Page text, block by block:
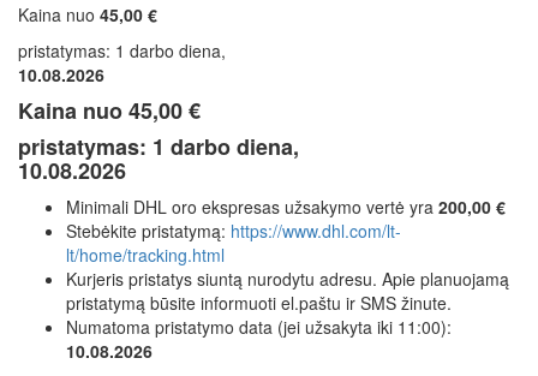
Kaina nuo 45,00 €
pristatymas: 1 darbo diena,
10.08.2026
Kaina nuo45,00 €
pristatymas: 1 darbo diena,
10.08.2026
Minimali DHL oro ekspresas užsakymo vertė yra 200,00 €
Stebėkite pristatymą: https://www.dhl.com/lt-
lt/home/tracking.html
Kurjeris pristatys siuntą nurodytu adresu. Apie planuojamą
pristatymą būsite informuoti el.paštu ir SMS žinute.
Numatoma pristatymo data (jei užsakyta iki 11:00):
10.08.2026